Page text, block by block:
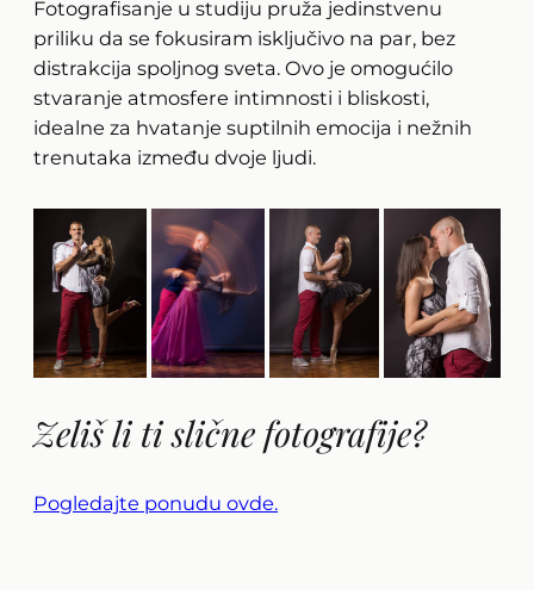
Fotografisanje u studiju pruža jedinstvenu
priliku da se fokusiram isključivo na par, bez
distrakcija spoljnog sveta. Ovo je omogućilo
stvaranje atmosfere intimnosti i bliskosti,
idealne za hvatanje suptilnih emocija i nežnih
trenutaka između dvoje ljudi.
Zeliš li ti slične fotografije?
Pogledajte ponudu ovde.